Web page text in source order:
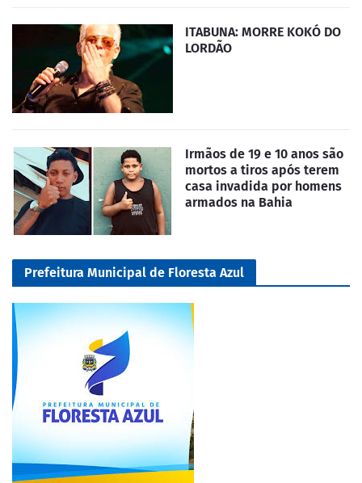
ITABUNA: MORRE KOKÓ DO
LORDÃO
Irmãos de 19 e 10 anos são
mortos a tiros após terem
casa invadida por homens
armados na Bahia
Prefeitura Municipal de Floresta Azul